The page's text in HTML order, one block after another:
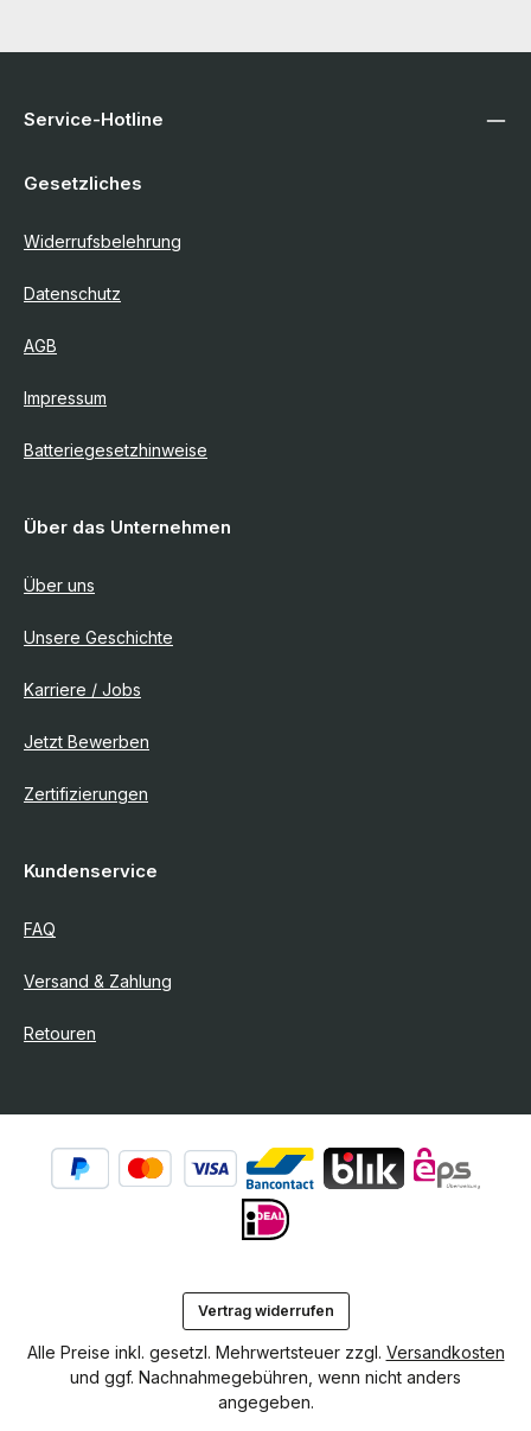
Service-Hotline
Gesetzliches
Widerrufsbelehrung
Datenschutz
AGB
Impressum
Batteriegesetzhinweise
Über das Unternehmen
Über uns
Unsere Geschichte
Karriere / Jobs
Jetzt Bewerben
Zertifizierungen
Kundenservice
FAQ
Versand & Zahlung
Retouren
Vertrag widerrufen
Alle Preise inkl. gesetzl. Mehrwertsteuer zzgl. Versandkosten
und ggf. Nachnahmegebühren, wenn nicht anders
angegeben.